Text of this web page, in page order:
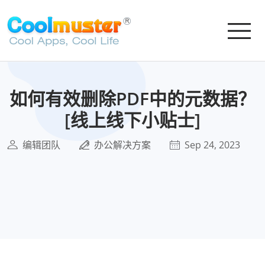
如何有效删除PDF中的元数据？
[线上线下小贴士]
编辑团队 办公解决方案 Sep 24, 2023